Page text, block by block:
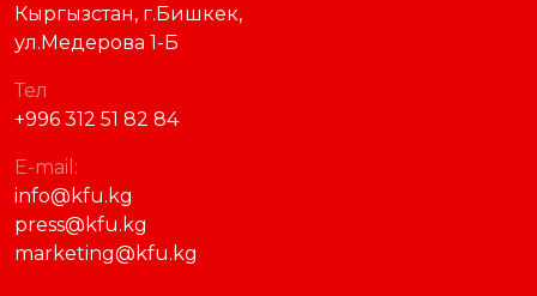
Кыргызстан, г.Бишкек,
ул.Медерова 1-Б
Тел
+996 312 51 82 84
E-mail:
info@kfu.kg
press@kfu.kg
marketing@kfu.kg